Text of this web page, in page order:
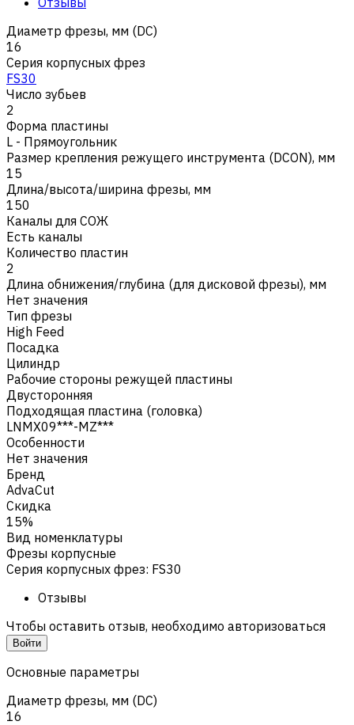
Диаметр фрезы, мм (DC)
16
Серия корпусных фрез
FS30
Число зубьев
2
Форма пластины
L - Прямоугольник
Размер крепления режущего инструмента (DCON), мм
15
Длина/высота/ширина фрезы, мм
150
Каналы для СОЖ
Есть каналы
Количество пластин
2
Длина обнижения/глубина (для дисковой фрезы), мм
Нет значения
Тип фрезы
High Feed
Посадка
Цилиндр
Рабочие стороны режущей пластины
Двусторонняя
Подходящая пластина (головка)
LNMX09***-MZ***
Особенности
Нет значения
Бренд
AdvaCut
Скидка
15%
Вид номенклатуры
Фрезы корпусные
Серия корпусных фрез: FS30
Отзывы
Чтобы оставить отзыв, необходимо авторизоваться
Войти
Основные параметры
Диаметр фрезы, мм (DC)
16